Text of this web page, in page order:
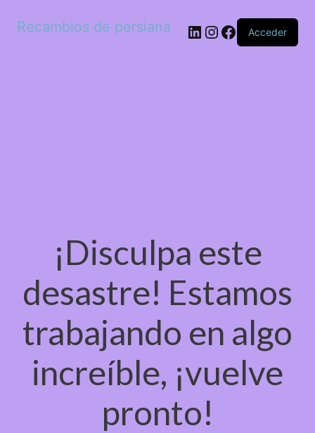
Recambios de persiana LinkedIn
Instagram
Facebook
Acceder
¡Disculpa este
desastre! Estamos
trabajando en algo
increíble, ¡vuelve
pronto!